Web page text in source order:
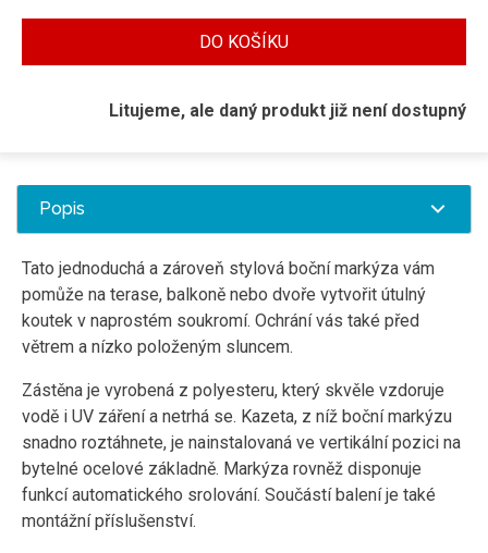
DO KOŠÍKU
Litujeme, ale daný produkt již není dostupný
Popis
Tato jednoduchá a zároveň stylová boční markýza vám
pomůže na terase, balkoně nebo dvoře vytvořit útulný
koutek v naprostém soukromí. Ochrání vás také před
větrem a nízko položeným sluncem.
Zástěna je vyrobená z polyesteru, který skvěle vzdoruje
vodě i UV záření a netrhá se. Kazeta, z níž boční markýzu
snadno roztáhnete, je nainstalovaná ve vertikální pozici na
bytelné ocelové základně. Markýza rovněž disponuje
funkcí automatického srolování. Součástí balení je také
montážní příslušenství.